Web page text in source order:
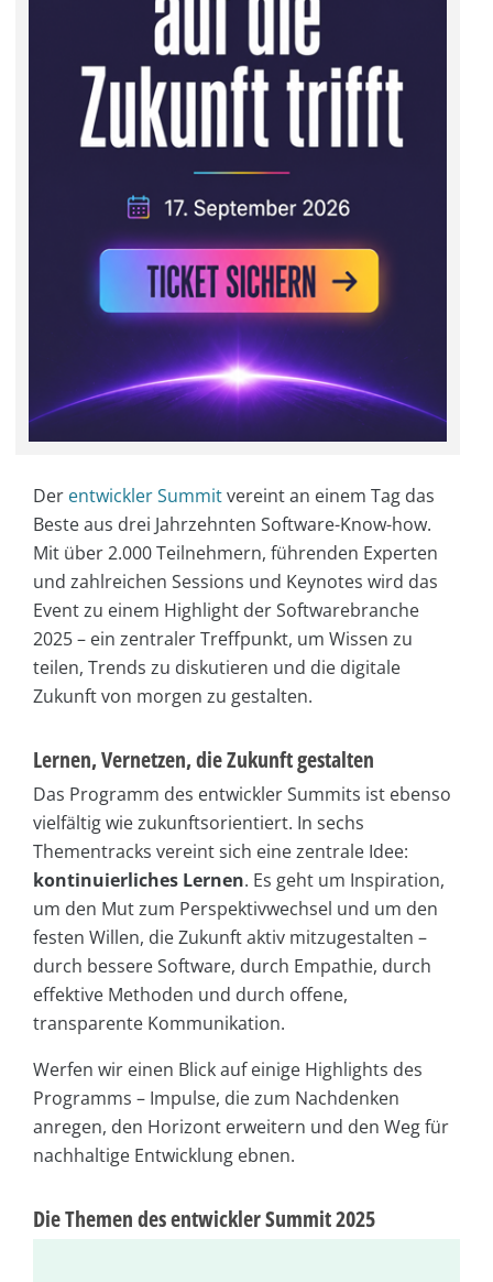
Der entwickler Summitvereint an einem Tag das
Beste aus drei Jahrzehnten Software-Know-how.
Mit über 2.000 Teilnehmern, führenden Experten
und zahlreichen Sessions und Keynotes wird das
Event zu einem Highlight der Softwarebranche
2025 – ein zentraler Treffpunkt, um Wissen zu
teilen, Trends zu diskutieren und die digitale
Zukunft von morgen zu gestalten.
Lernen, Vernetzen, die Zukunft gestalten
Das Programm des entwickler Summits ist ebenso
vielfältig wie zukunftsorientiert. In sechs
Thementracks vereint sich eine zentrale Idee:
kontinuierliches Lernen. Es geht um Inspiration,
um den Mut zum Perspektivwechsel und um den
festen Willen, die Zukunft aktiv mitzugestalten –
durch bessere Software, durch Empathie, durch
effektive Methoden und durch offene,
transparente Kommunikation.
Werfen wir einen Blick auf einige Highlights des
Programms – Impulse, die zum Nachdenken
anregen, den Horizont erweitern und den Weg für
nachhaltige Entwicklung ebnen.
Die Themen des entwickler Summit 2025